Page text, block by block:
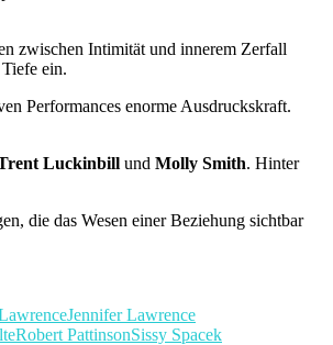
zwischen Intimität und innerem Zerfall
ein.
Performances enorme Ausdruckskraft.
Luckinbill und Molly Smith. Hinter
die das Wesen einer Beziehung sichtbar
Jennifer Lawrence
Robert PattinsonSissy Spacek